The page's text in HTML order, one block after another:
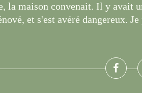
la maison convenait. Il y avait
et s'est avéré dangereux.